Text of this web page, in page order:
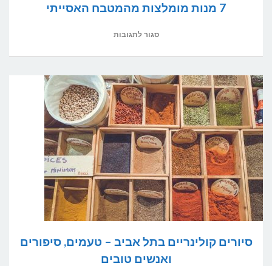
7 מנות מומלצות מהמטבח האסייתי
סגור לתגובות
מומלצות
מהמטבח
האסייתי
סיורים קולינריים בתל אביב – טעמים, סיפורים
ואנשים טובים